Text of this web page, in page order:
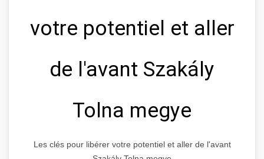
votre potentiel et aller
de l'avant Szakály
Tolna megye
Les clés pour libérer votre potentiel et aller de l'avant